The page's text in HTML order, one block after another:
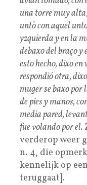
una torre muy alta,
untò con aquel
yzquierda y en la
debaxo del braço y
esto hecho, dixo
respondió otra,
muger se baxo por
de pies y manos,
media pared,
fue volando por el.
verderop weer
n. 4, die
kennelijk op
teruggaat].